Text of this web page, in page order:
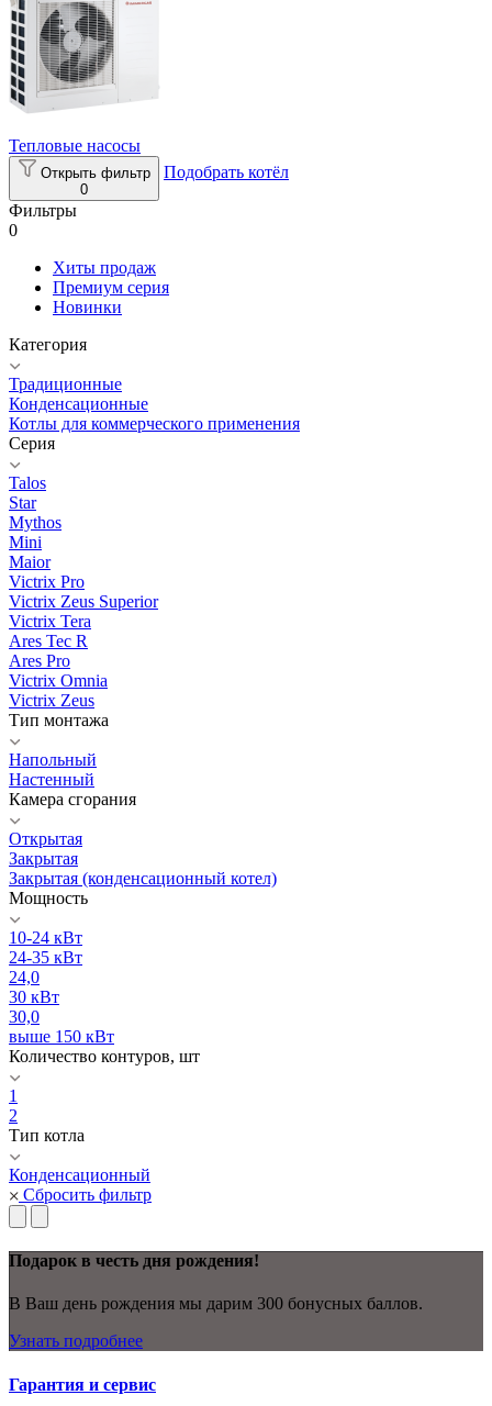
Тепловые насосы
Открыть фильтр
0
Подобрать котёл
Фильтры
0
Хиты продаж
Премиум серия
Новинки
Категория
Традиционные
Конденсационные
Котлы для коммерческого применения
Серия
Talos
Star
Mythos
Mini
Maior
Victrix Pro
Victrix Zeus Superior
Victrix Tera
Ares Tec R
Ares Pro
Victrix Omnia
Victrix Zeus
Тип монтажа
Напольный
Настенный
Камера сгорания
Открытая
Закрытая
Закрытая (конденсационный котел)
Мощность
10-24 кВт
24-35 кВт
24,0
30 кВт
30,0
выше 150 кВт
Количество контуров, шт
1
2
Тип котла
Конденсационный
Сбросить фильтр
Подарок в честь дня рождения!
В Ваш день рождения мы дарим 300 бонусных баллов.
Узнать подробнее
Гарантия и сервис